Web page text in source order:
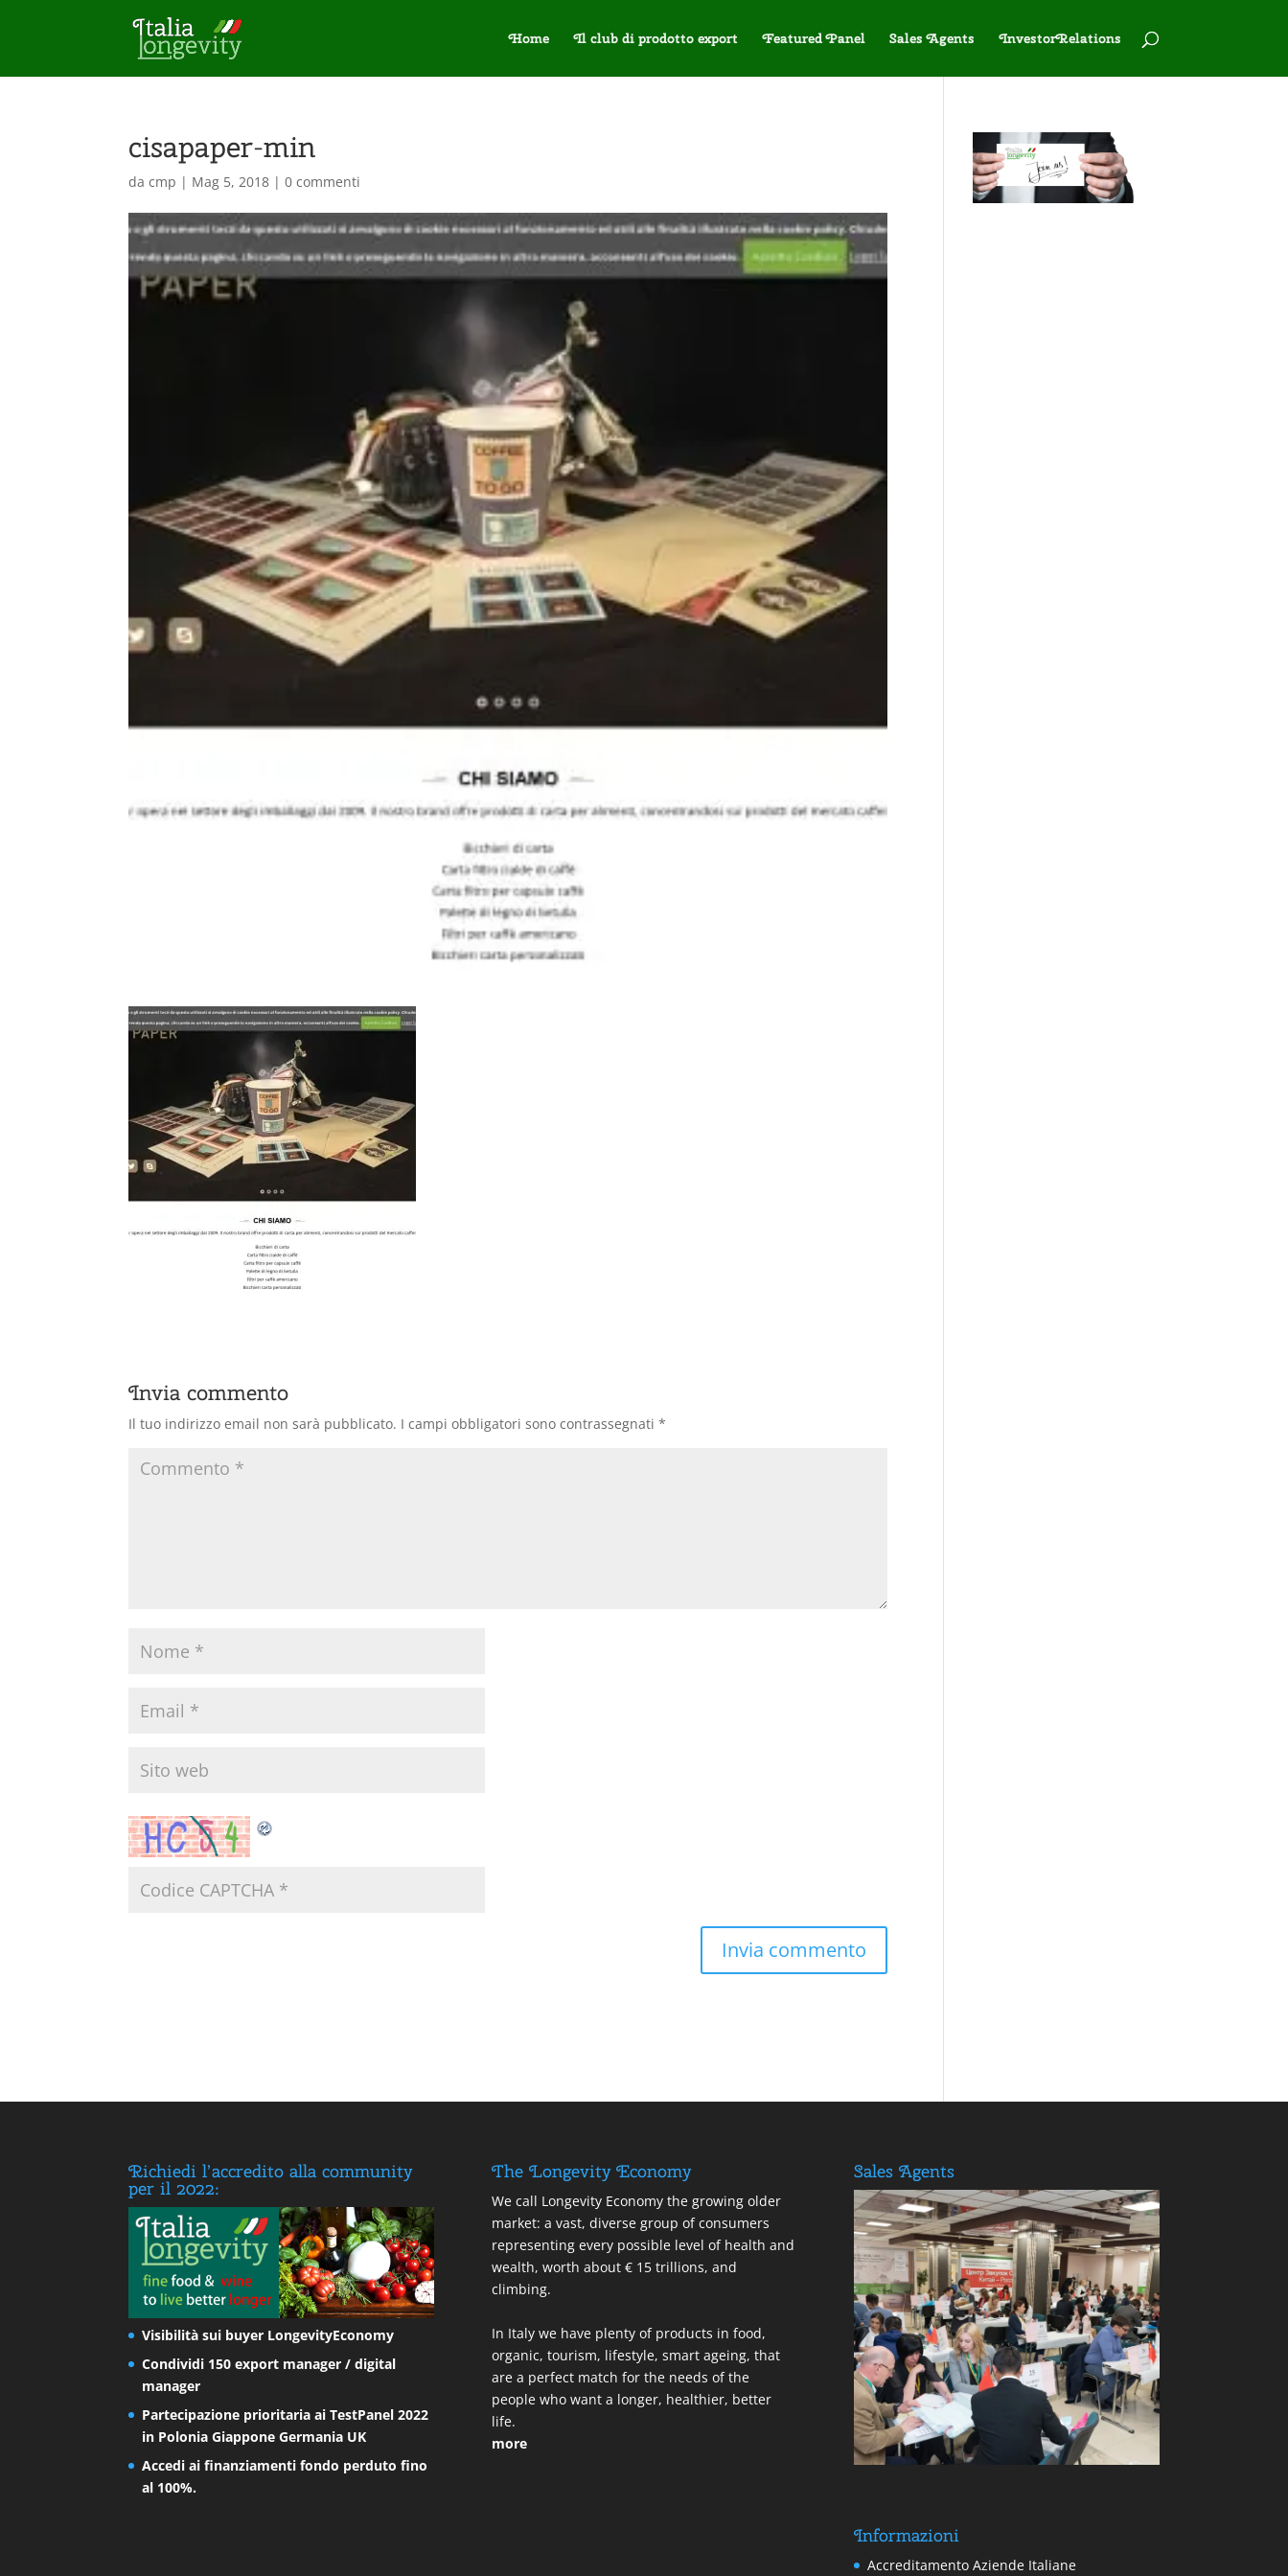
Home Il club di prodotto export Featured Panel Sales Agents InvestorRelations
cisapaper-min
dacmp | Mag 5, 2018 |0 commenti
Invia commento
Il tuo indirizzo email non sarà pubblicato. I campi obbligatori sono contrassegnati*
Richiedi l’accredito alla community
per il 2022:
Visibilità sui buyer LongevityEconomy
Condividi 150 export manager / digital
manager
Partecipazione prioritaria ai TestPanel 2022
in Polonia Giappone Germania UK
Accedi ai finanziamenti fondo perduto fino
al 100%.
The Longevity Economy
We call Longevity Economy the growing older
market: a vast, diverse group of consumers
representing every possible level of health and
wealth, worth about € 15 trillions, and
climbing.
In Italy we have plenty of products in food,
organic, tourism, lifestyle, smart ageing, that
are a perfect match for the needs of the
people who want a longer, healthier, better
life.
more
Sales Agents
Informazioni
Accreditamento Aziende Italiane